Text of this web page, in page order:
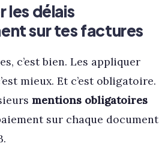
les délais
sur tes factures
c’est bien. Les appliquer
mieux. Et c’est obligatoire.
mentions obligatoires
sur chaque document